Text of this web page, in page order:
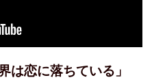
は恋に落ちている」